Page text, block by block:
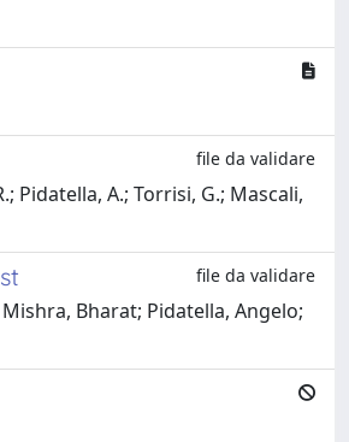
file da validare
Pidatella, A.; Torrisi, G.; Mascali,
file da validare
Bharat; Pidatella, Angelo;